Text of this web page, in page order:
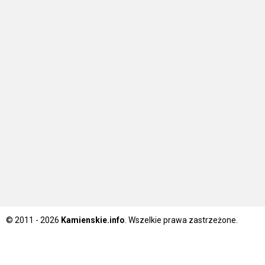
© 2011 - 2026 Kamienskie.info . Wszelkie prawa zastrzeżone.